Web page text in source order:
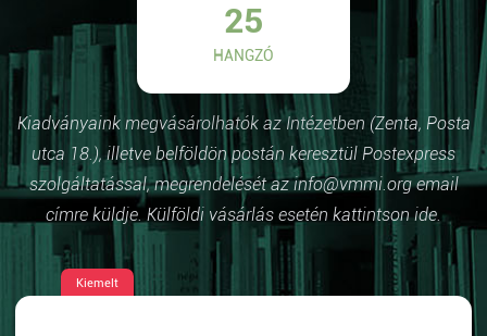
25
HANGZÓ
Kiadványaink megvásárolhatók az Intézetben (Zenta, Posta
utca 18.), illetve belföldön postán keresztül Postexpress
szolgáltatással, megrendelését az info@vmmi.org email
címre küldje. Külföldi vásárlás esetén kattintson ide.
Kiemelt